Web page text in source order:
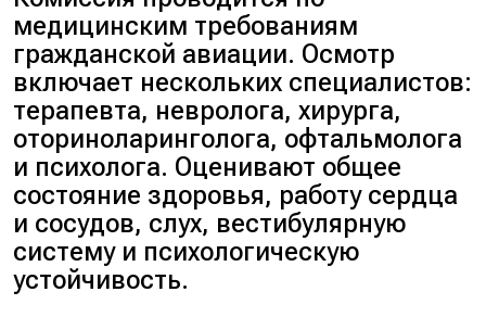
медицинским требованиям
гражданской авиации. Осмотр
включает нескольких специалистов:
терапевта, невролога, хирурга,
оториноларинголога, офтальмолога
и психолога. Оценивают общее
состояние здоровья, работу сердца
и сосудов, слух, вестибулярную
систему и психологическую
устойчивость.